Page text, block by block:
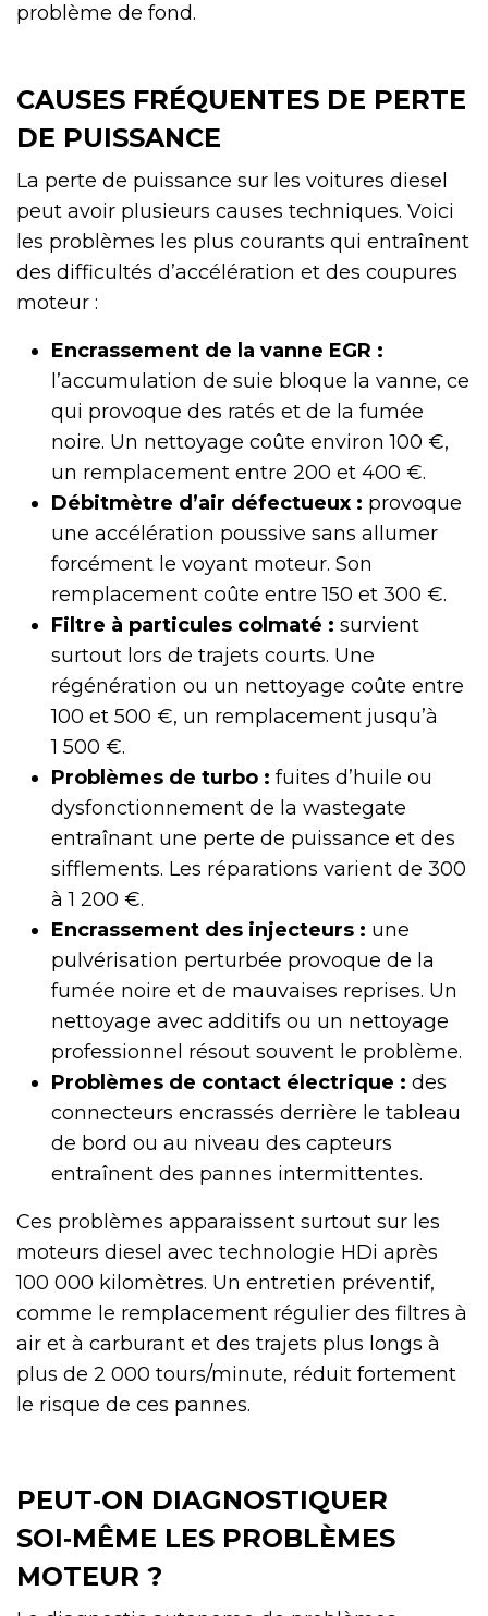
problème de fond.
CAUSES FRÉQUENTES DE PERTE
DE PUISSANCE
La perte de puissance sur les voitures diesel
peut avoir plusieurs causes techniques. Voici
les problèmes les plus courants qui entraînent
des difficultés d’accélération et des coupures
moteur :
Encrassement de la vanne EGR :
l’accumulation de suie bloque la vanne, ce
qui provoque des ratés et de la fumée
noire. Un nettoyage coûte environ 100 €,
un remplacement entre 200 et 400 €.
Débitmètre d’air défectueux : provoque
une accélération poussive sans allumer
forcément le voyant moteur. Son
remplacement coûte entre 150 et 300 €.
Filtre à particules colmaté : survient
surtout lors de trajets courts. Une
régénération ou un nettoyage coûte entre
100 et 500 €, un remplacement jusqu’à
1 500 €.
Problèmes de turbo : fuites d’huile ou
dysfonctionnement de la wastegate
entraînant une perte de puissance et des
sifflements. Les réparations varient de 300
à 1 200 €.
Encrassement des injecteurs : une
pulvérisation perturbée provoque de la
fumée noire et de mauvaises reprises. Un
nettoyage avec additifs ou un nettoyage
professionnel résout souvent le problème.
Problèmes de contact électrique : des
connecteurs encrassés derrière le tableau
de bord ou au niveau des capteurs
entraînent des pannes intermittentes.
Ces problèmes apparaissent surtout sur les
moteurs diesel avec technologie HDi après
100 000 kilomètres. Un entretien préventif,
comme le remplacement régulier des filtres à
air et à carburant et des trajets plus longs à
plus de 2 000 tours/minute, réduit fortement
le risque de ces pannes.
PEUT‑ON DIAGNOSTIQUER
SOI‑MÊME LES PROBLÈMES
MOTEUR ?